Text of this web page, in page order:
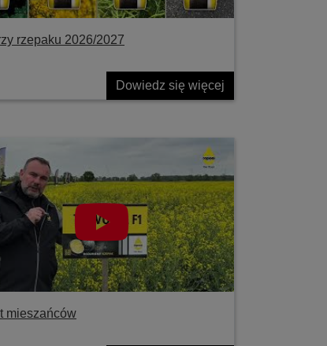
rzepaku 2026/2027
Dowiedz się więcej
mieszańców